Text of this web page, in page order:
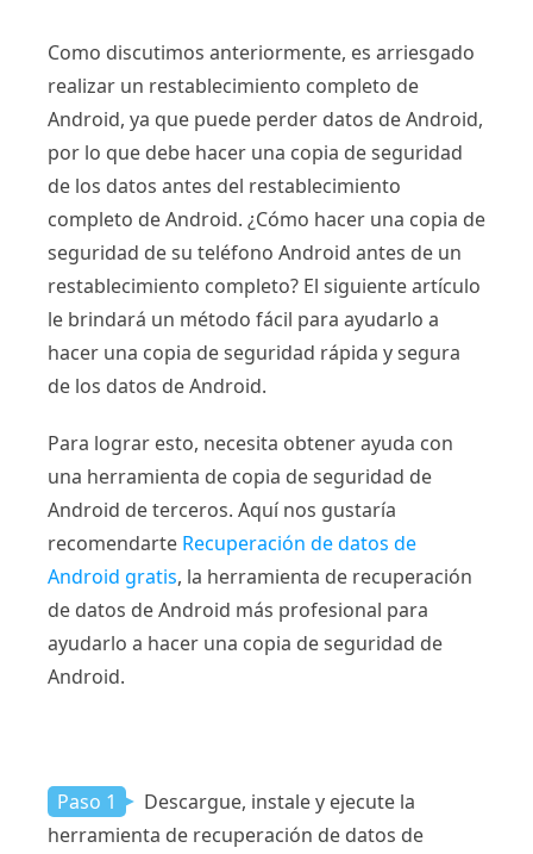
Como discutimos anteriormente, es arriesgado
realizar un restablecimiento completo de
Android, ya que puede perder datos de Android,
por lo que debe hacer una copia de seguridad
de los datos antes del restablecimiento
completo de Android. ¿Cómo hacer una copia de
seguridad de su teléfono Android antes de un
restablecimiento completo? El siguiente artículo
le brindará un método fácil para ayudarlo a
hacer una copia de seguridad rápida y segura
de los datos de Android.
Para lograr esto, necesita obtener ayuda con
una herramienta de copia de seguridad de
Android de terceros. Aquí nos gustaría
recomendarte Recuperación de datos de
Android gratis, la herramienta de recuperación
de datos de Android más profesional para
ayudarlo a hacer una copia de seguridad de
Android.
Paso 1
Descargue, instale y ejecute la
herramienta de recuperación de datos de